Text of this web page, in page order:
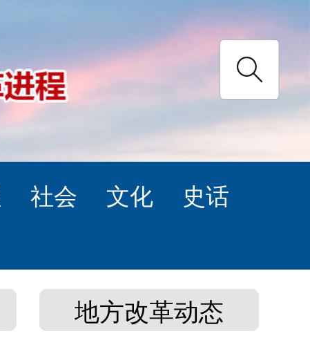
社会 文化
史话
地方改革动态